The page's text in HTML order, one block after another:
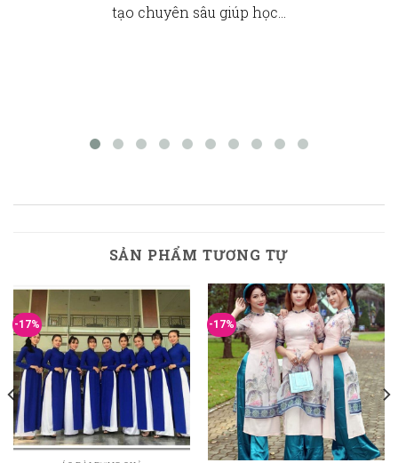
tạo chuyên sâu giúp học…
SẢN PHẨM TƯƠNG TỰ
-17% -17%